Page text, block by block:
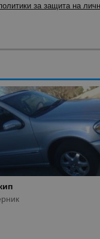
за защита на